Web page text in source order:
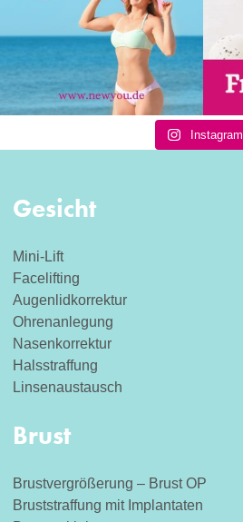
Instagram
Gesicht
Mini-Lift
Facelifting
Augenlidkorrektur
Ohrenanlegung
Nasenkorrektur
Halsstraffung
Linsenaustausch
Brust
Brustvergrößerung – Brust OP
Bruststraffung mit Implantaten